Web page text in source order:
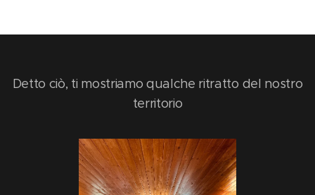
Detto ciò, ti mostriamo qualche ritratto del nostro
territorio